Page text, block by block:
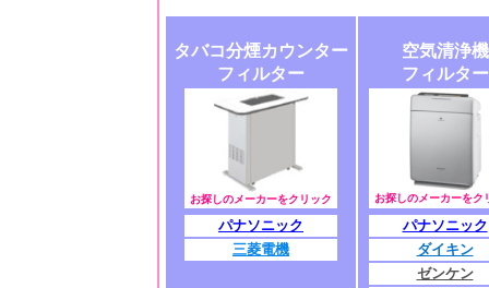
タバコ分煙カウンター
フィルター
お探しのメーカーをクリック
パナソニック
三菱電機
空気清浄機
フィルター
お探しのメーカーをク
パナソニック
ダイキン
ゼンケン